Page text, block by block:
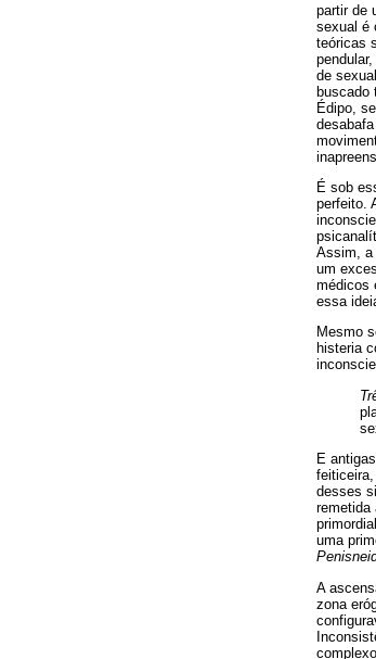
partir de
sexual é
teóricas
de
buscado
Édipo,
É sob
perfeito.
Assim, a
um
médicos
essa
Mesmo
histeria
E
desses
remetida
uma
A
zona